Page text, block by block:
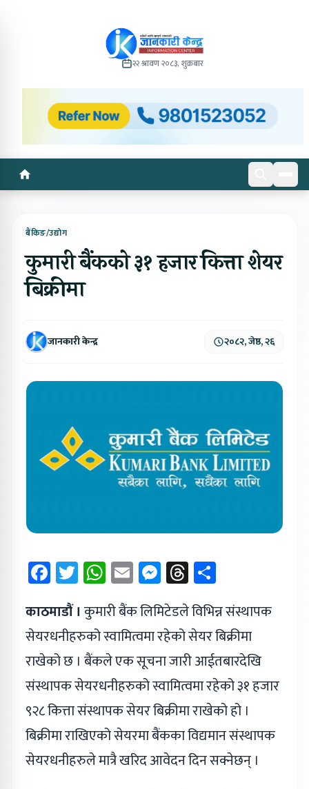
२२ श्रावण २०८३, शुक्रबार
बैंकिङ/उद्योग
कुमारी बैंकको ३१ हजार कित्ता शेयर
बिक्रीमा
जानकारी केन्द्र २०८२, जेष्ठ, २६
Facebook
Twitter
WhatsApp
EmailMessenger
Threads
काठमाडौं । कुमारी बैंक लिमिटेडले विभिन्न संस्थापक
सेयरधनीहरुको स्वामित्वमा रहेको सेयर बिक्रीमा
राखेको छ । बैंकले एक सूचना जारी आईतबारदेखि
संस्थापक सेयरधनीहरुको स्वामित्वमा रहेको ३१ हजार
९२८ कित्ता संस्थापक सेयर बिक्रीमा राखेको हो ।
बिक्रीमा राखिएको सेयरमा बैंकका विद्यमान संस्थापक
सेयरधनीहरुले मात्रै खरिद आवेदन दिन सक्नेछन् ।